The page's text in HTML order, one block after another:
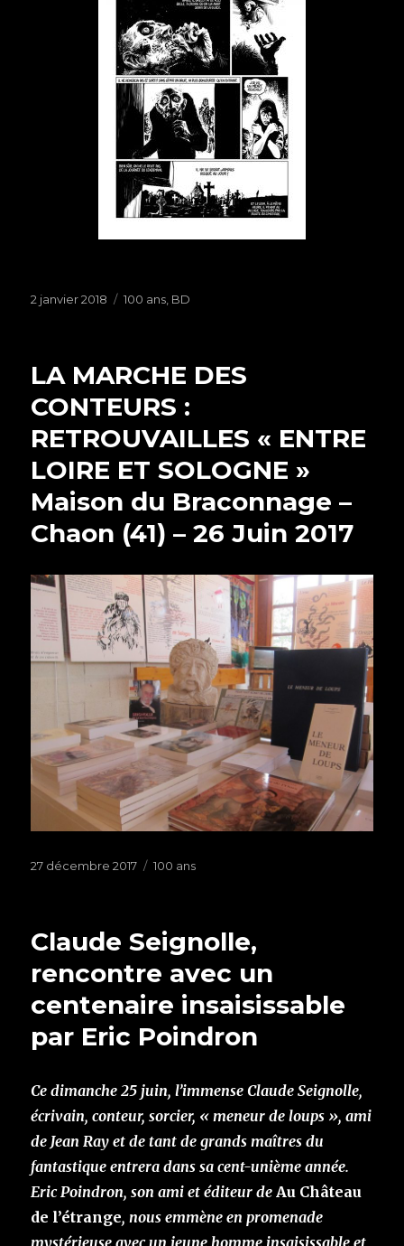
Publié
2 janvier 2018 Étiquettes
100 ans BD
LA MARCHE DES
CONTEURS :
RETROUVAILLES « ENTRE
LOIRE ET SOLOGNE »
Maison du Braconnage –
Chaon (41) – 26 Juin 2017
Publié
27 décembre 2017 Étiquettes
100 ans
Claude Seignolle,
rencontre avec un
centenaire insaisissable
par Eric Poindron
Ce dimanche 25 juin, l’immense Claude Seignolle,
écrivain, conteur, sorcier, « meneur de loups », ami
de Jean Ray et de tant de grands maîtres du
fantastique entrera dans sa cent-unième année.
Eric Poindron, son ami et éditeur de Au Château
de l’étrange, nous emmène en promenade
mystérieuse avec un jeune homme insaisissable et